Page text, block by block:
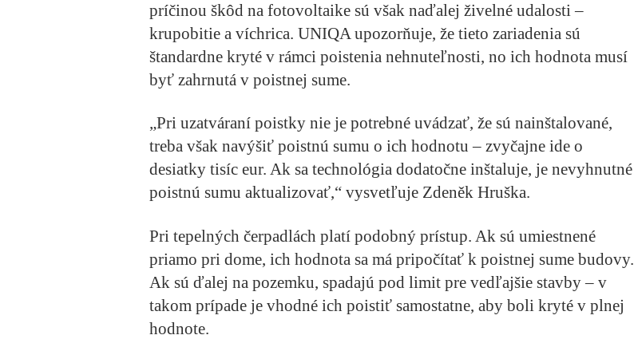
príčinou škôd na fotovoltaike sú však naďalej živelné udalosti –
krupobitie a víchrica. UNIQA upozorňuje, že tieto zariadenia sú
štandardne kryté v rámci poistenia nehnuteľnosti, no ich hodnota musí
byť zahrnutá v poistnej sume.
„Pri uzatváraní poistky nie je potrebné uvádzať, že sú nainštalované,
treba však navýšiť poistnú sumu o ich hodnotu – zvyčajne ide o
desiatky tisíc eur. Ak sa technológia dodatočne inštaluje, je nevyhnutné
poistnú sumu aktualizovať,“ vysvetľuje Zdeněk Hruška.
Pri tepelných čerpadlách platí podobný prístup. Ak sú umiestnené
priamo pri dome, ich hodnota sa má pripočítať k poistnej sume budovy.
Ak sú ďalej na pozemku, spadajú pod limit pre vedľajšie stavby – v
takom prípade je vhodné ich poistiť samostatne, aby boli kryté v plnej
hodnote.